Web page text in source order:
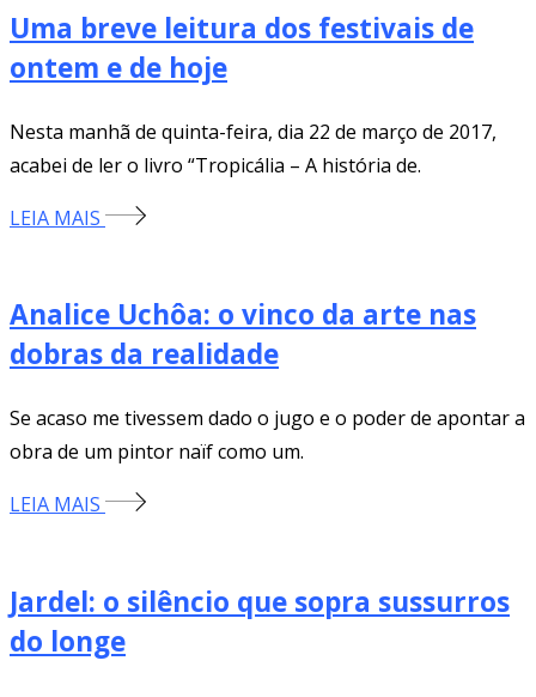
Uma breve leitura dos festivais de
ontem e de hoje
Nesta manhã de quinta-feira, dia 22 de março de 2017,
acabei de ler o livro “Tropicália – A história de.
LEIA MAIS
Analice Uchôa: o vinco da arte nas
dobras da realidade
Se acaso me tivessem dado o jugo e o poder de apontar a
obra de um pintor naïf como um.
LEIA MAIS
Jardel: o silêncio que sopra sussurros
do longe